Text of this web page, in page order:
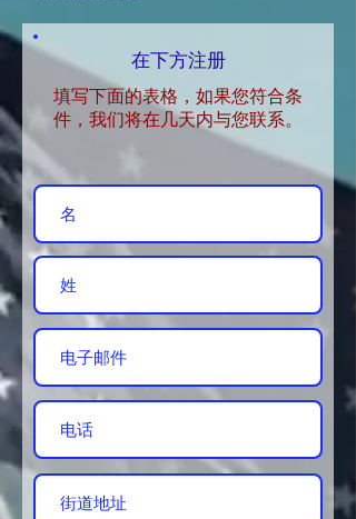
在下方注册
填写下面的表格，如果您符合条
件，我们将在几天内与您联系。